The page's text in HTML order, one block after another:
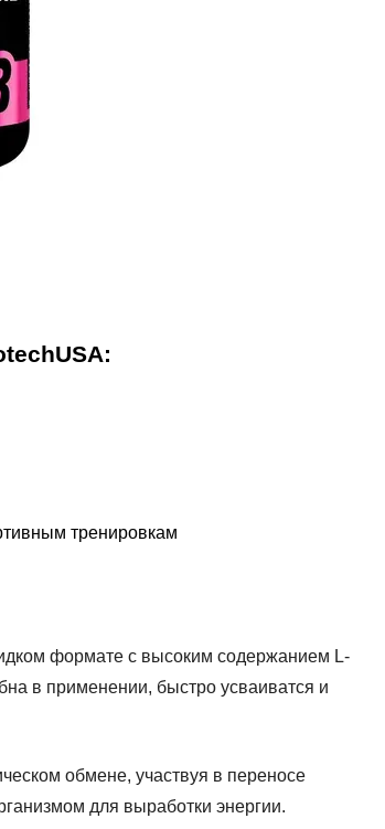
тренировкам
формате с высоким содержанием L-
в применении, быстро усваиватся и
обмене, участвуя в переносе
для выработки энергии.